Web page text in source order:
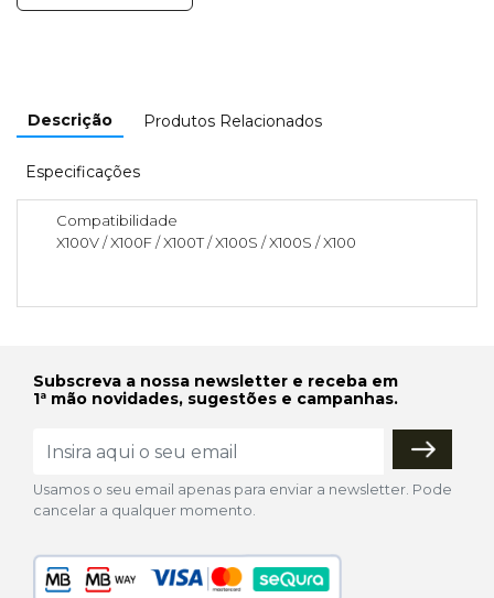
Descrição Produtos Relacionados
Especificações
Compatibilidade
X100V / X100F / X100T / X100S / X100S / X100
Subscreva a nossa newsletter e receba em
1ª mão novidades, sugestões e campanhas.
Usamos o seu email apenas para enviar a newsletter. Pode
cancelar a qualquer momento.